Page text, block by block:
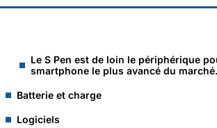
Le S Pen est de loin le périphérique
smartphone le plus avancé du marché.
Batterie et charge
Logiciels